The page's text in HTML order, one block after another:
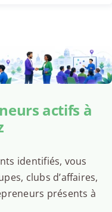
actifs à
identifiés, vous
clubs d’affaires,
présents à